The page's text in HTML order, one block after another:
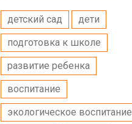
детский сад
дети
подготовка к школе
развитие ребенка
воспитание
экологическое воспитание